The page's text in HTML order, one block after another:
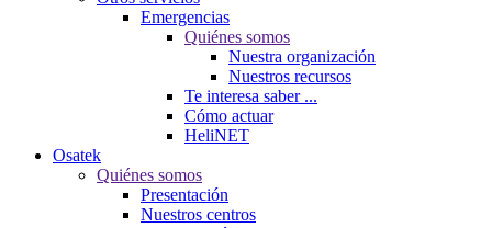
Emergencias
Quiénes somos
Nuestra organización
Nuestros recursos
Te interesa saber ...
Cómo actuar
HeliNET
Osatek
Quiénes somos
Presentación
Nuestros centros